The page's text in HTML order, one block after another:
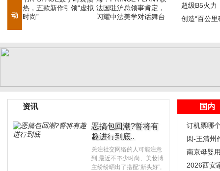
动
超级B5火力
速灭火
创造“百公
资讯
恶搞包回潮?誓将有
趣进行到底..
关注社交网络的人可能注意
到,最近不不少时尚、美妆博
主纷纷晒出了搭配“新头好”,
国内
订机票哪
用攻略讲
閑-王清州
南京母婴
与选购指
2026西安